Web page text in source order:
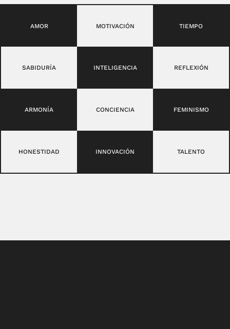
AMOR MOTIVACIÓN TIEMPO
SABIDURÍA INTELIGENCIA REFLEXIÓN
ARMONÍA CONCIENCIA FEMINISMO
HONESTIDAD INNOVACIÓN TALENTO